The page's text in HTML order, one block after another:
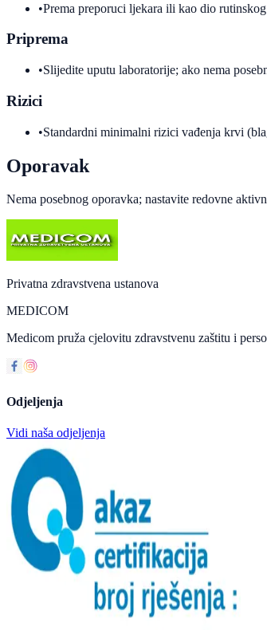
•Prema preporuci ljekara ili kao dio
Priprema
•Slijedite uputu laboratorije; ako nema
Rizici
•Standardni minimalni rizici vađenja krvi
Oporavak
Nema posebnog oporavka; nastavite redovne
Privatna zdravstvena ustanova
MEDICOM
Medicom pruža cjelovitu zdravstvenu zaštitu i
Odjeljenja
Vidi naša odjeljenja